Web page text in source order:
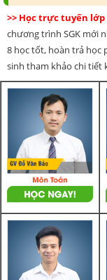
>> Học trực tuyến
chương trình SGK mới
8 học tốt, hoàn trả học
sinh tham khảo chi tiết